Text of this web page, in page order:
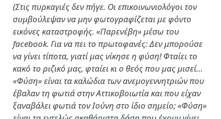
(Στις πυρκαγιές δεν πήγε. Οι επικοινωνιολόγοι τον
συμβούλεψαν να μην φωτογραφίζεται με φόντο
εικόνες καταστροφής. «Παρενέβη» μέσω του
facebook. Για να πει το πρωτοφανές: Δεν μπορούσε
να γίνει τίποτα, γιατί μας νίκησε η φύση! Φταίει το
κακό το ριζικό μας, φταίει κι ο θεός που μας μισεί…
«Φύση» είναι τα καλώδια των ανεμογεννητριών που
έβαλαν τη φωτιά στην Αττικοβοιωτία και που είχαν
ξαναβάλει φωτιά τον Ιούνη στο ίδιο σημείο; «Φύση»